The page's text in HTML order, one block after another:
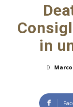
in
Di